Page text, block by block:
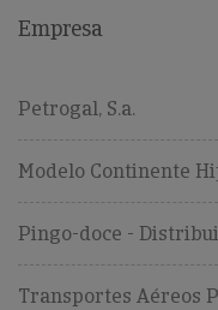
Empresa
Petrogal, S.a.
Modelo Continente
Pingo-doce -
Transportes Aéreos